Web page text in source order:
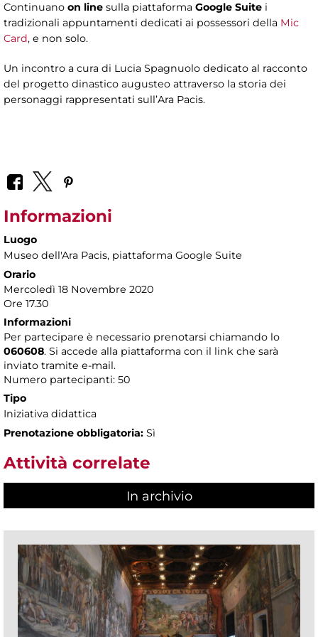
Continuano on line sulla piattaforma Google Suite i
tradizionali appuntamenti dedicati ai possessori della Mic
Card, e non solo.
Un incontro a cura di Lucia Spagnuolo dedicato al racconto
del progetto dinastico augusteo attraverso la storia dei
personaggi rappresentati sull’Ara Pacis.
Informazioni
Luogo
Museo dell'Ara Pacis, piattaforma Google Suite
Orario
Mercoledì 18 Novembre 2020
Ore 17.30
Informazioni
Per partecipare è necessario prenotarsi chiamando lo
060608. Si accede alla piattaforma con il link che sarà
inviato tramite e-mail.
Numero partecipanti: 50
Tipo
Iniziativa didattica
Prenotazione obbligatoria: Sì
Attività correlate
In archivio